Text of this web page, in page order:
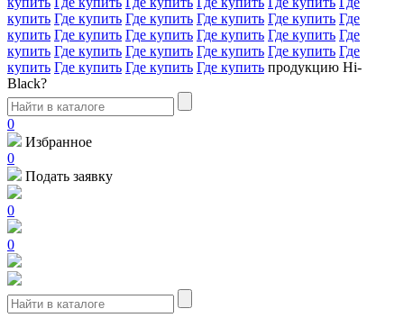
купить Где купить Где купить Где купить Где купить Где
купить Где купить Где купить Где купить Где купить Где
купить Где купить Где купить Где купить Где купить Где
купить Где купить Где купить Где купить продукцию Hi-
Black?
0
Избранное
0
Подать заявку
0
0